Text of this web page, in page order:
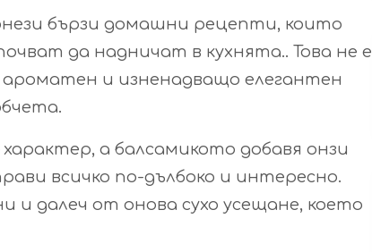
бързи домашни рецепти, които
да надничат в кухнята.. Това не е
ароматен и изненадващо елегантен
а балсамикото добавя онзи
всичко по-дълбоко и интересно.
далеч от онова сухо усещане, което